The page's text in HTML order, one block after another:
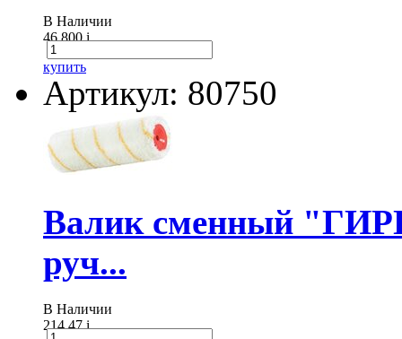
В Наличии
46 800i
купить
Артикул: 80750
Валик сменный
руч...
В Наличии
214.47i